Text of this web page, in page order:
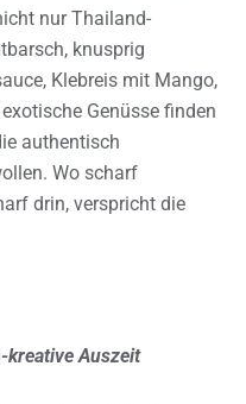
nur Thailand-
knusprig
Klebreis mit Mango,
Genüsse finden
authentisch
Wo scharf
drin, verspricht die
kreative Auszeit